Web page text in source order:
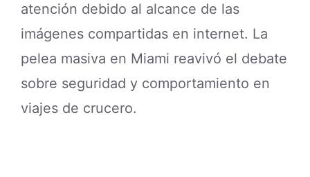
atención debido al alcance de las
imágenes compartidas en internet. La
pelea masiva en Miami reavivó el debate
sobre seguridad y comportamiento en
viajes de crucero.